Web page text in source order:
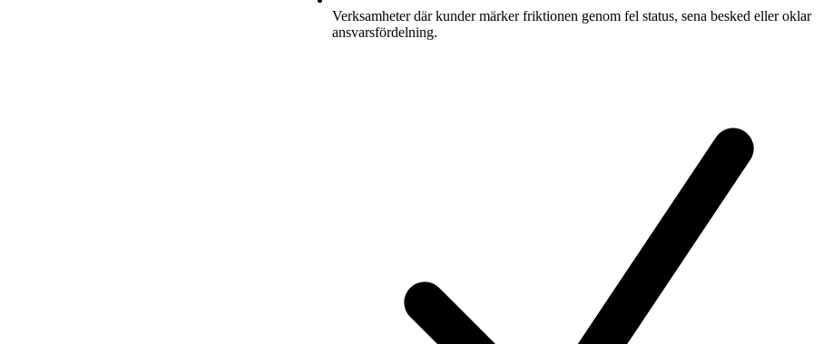
Verksamheter där kunder märker friktionen genom fel status, sena besked eller oklar
ansvarsfördelning.